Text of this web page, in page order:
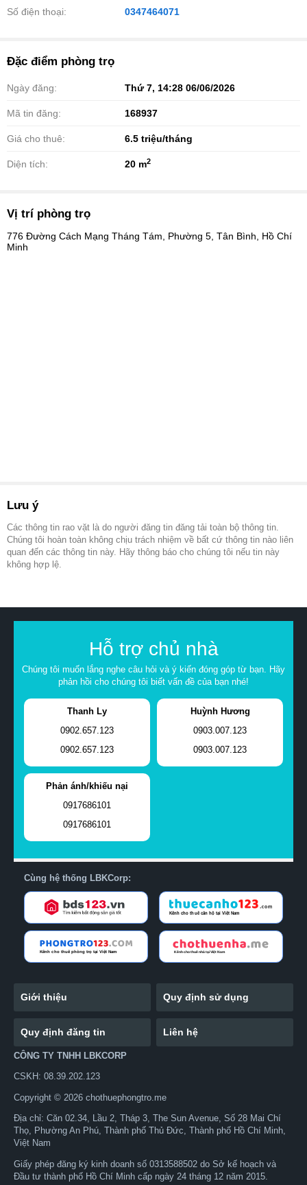
Số điện thoại: 0347464071
Đặc điểm phòng trọ
Ngày đăng: Thứ 7, 14:28 06/06/2026
Mã tin đăng: 168937
Giá cho thuê: 6.5 triệu/tháng
Diện tích: 20 m2
Vị trí phòng trọ
776 Đường Cách Mạng Tháng Tám, Phường 5, Tân Bình, Hồ Chí
Minh
Lưu ý
Các thông tin rao vặt là do người đăng tin đăng tải toàn bộ thông tin.
Chúng tôi hoàn toàn không chịu trách nhiệm về bất cứ thông tin nào liên
quan đến các thông tin này. Hãy thông báo cho chúng tôi nếu tin này
không hợp lệ.
Hỗ trợ chủ nhà
Chúng tôi muốn lắng nghe câu hỏi và ý kiến đóng góp từ bạn. Hãy
phản hồi cho chúng tôi biết vấn đề của bạn nhé!
Thanh Ly
0902.657.123
0902.657.123
Huỳnh Hương
0903.007.123
0903.007.123
Phản ánh/khiếu nại
0917686101
0917686101
Cùng hệ thống LBKCorp:
Giới thiệu Quy định sử dụng
Quy định đăng tin Liên hệ
CÔNG TY TNHH LBKCORP
CSKH: 08.39.202.123
Copyright © 2026 chothuephongtro.me
Địa chỉ: Căn 02.34, Lầu 2, Tháp 3, The Sun Avenue, Số 28 Mai Chí
Thọ, Phường An Phú, Thành phố Thủ Đức, Thành phố Hồ Chí Minh,
Việt Nam
Giấy phép đăng ký kinh doanh số 0313588502 do Sở kế hoạch và
Đầu tư thành phố Hồ Chí Minh cấp ngày 24 tháng 12 năm 2015.